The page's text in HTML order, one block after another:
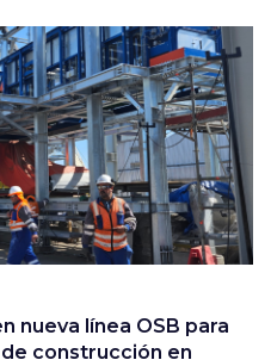
nueva línea OSB para
construcción en